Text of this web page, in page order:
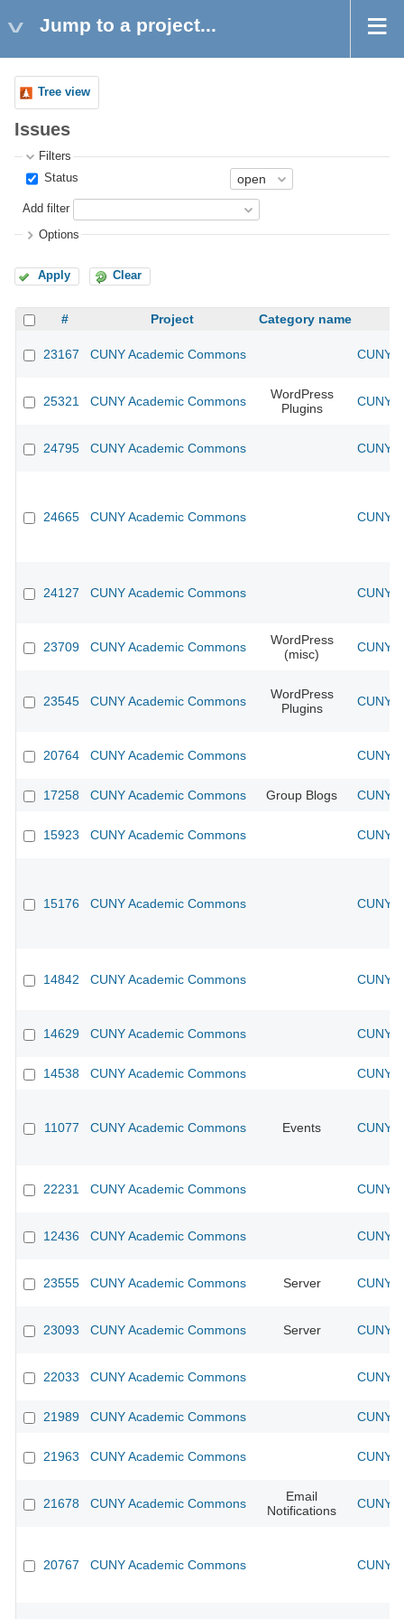
Jump to a project...
Tree view
Issues
Filters
Status
Add filter
Options
Apply Clear
# Project Category name
23167 CUNY Academic Commons CUNY
25321 CUNY Academic Commons
WordPress
Plugins
CUNY
24795 CUNY Academic Commons CUNY
24665 CUNY Academic Commons CUNY
24127 CUNY Academic Commons CUNY
23709 CUNY Academic Commons
WordPress
(misc)
CUNY
23545 CUNY Academic Commons
WordPress
Plugins
CUNY
20764 CUNY Academic Commons CUNY
17258 CUNY Academic Commons Group Blogs CUNY
15923 CUNY Academic Commons CUNY
15176 CUNY Academic Commons CUNY
14842 CUNY Academic Commons CUNY
14629 CUNY Academic Commons CUNY
14538 CUNY Academic Commons CUNY
11077 CUNY Academic Commons Events CUNY
22231 CUNY Academic Commons CUNY
12436 CUNY Academic Commons CUNY
23555 CUNY Academic Commons Server CUNY
23093 CUNY Academic Commons Server CUNY
22033 CUNY Academic Commons CUNY
21989 CUNY Academic Commons CUNY
21963 CUNY Academic Commons CUNY
21678 CUNY Academic Commons
Email
Notifications
CUNY
20767 CUNY Academic Commons CUNY